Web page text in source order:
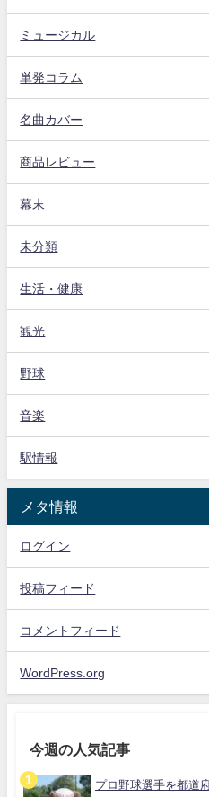
ミュージカル
単発コラム
名曲カバー
商品レビュー
幕末
未分類
生活・健康
観光
野球
音楽
駅情報
メタ情報
ログイン
投稿フィード
コメントフィード
WordPress.org
今週の人気記事
プロ野球選手を都道